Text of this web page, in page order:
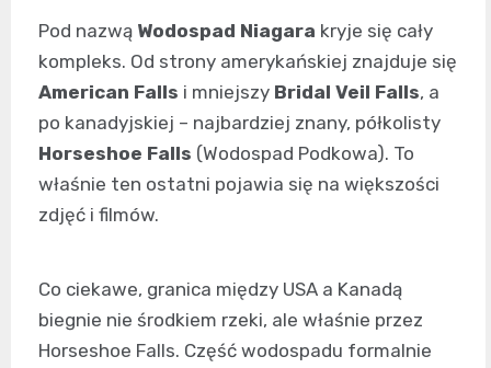
Pod nazwą Wodospad Niagara kryje się cały
kompleks. Od strony amerykańskiej znajduje się
American Falls i mniejszy Bridal Veil Falls, a
po kanadyjskiej – najbardziej znany, półkolisty
Horseshoe Falls (Wodospad Podkowa). To
właśnie ten ostatni pojawia się na większości
zdjęć i filmów.
Co ciekawe, granica między USA a Kanadą
biegnie nie środkiem rzeki, ale właśnie przez
Horseshoe Falls. Część wodospadu formalnie